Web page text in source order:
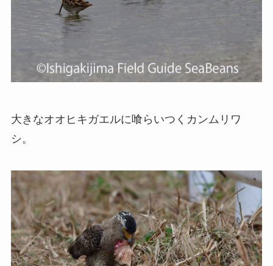
大きなオオヒキガエルに喰らいつくカンムリワ
シ。